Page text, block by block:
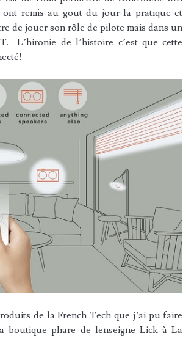
ont remis au gout du jour la pratique et
de jouer son rôle de pilote mais dans un
L’hironie de l’histoire c’est que cette
de la French Tech que j’ai pu faire
boutique phare de lenseigne Lick à La